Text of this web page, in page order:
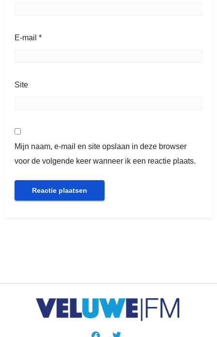
E-mail *
Site
Mijn naam, e-mail en site opslaan in deze browser
voor de volgende keer wanneer ik een reactie plaats.